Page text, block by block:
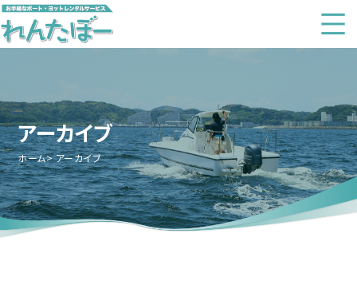
アーカイブ
ホーム アーカイブ